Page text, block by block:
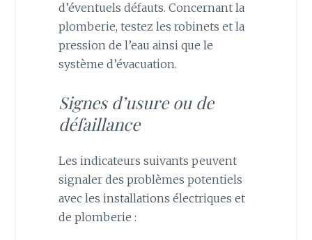
d’éventuels défauts. Concernant la
plomberie, testez les robinets et la
pression de l’eau ainsi que le
système d’évacuation.
Signes d’usure ou de
défaillance
Les indicateurs suivants peuvent
signaler des problèmes potentiels
avec les installations électriques et
de plomberie :